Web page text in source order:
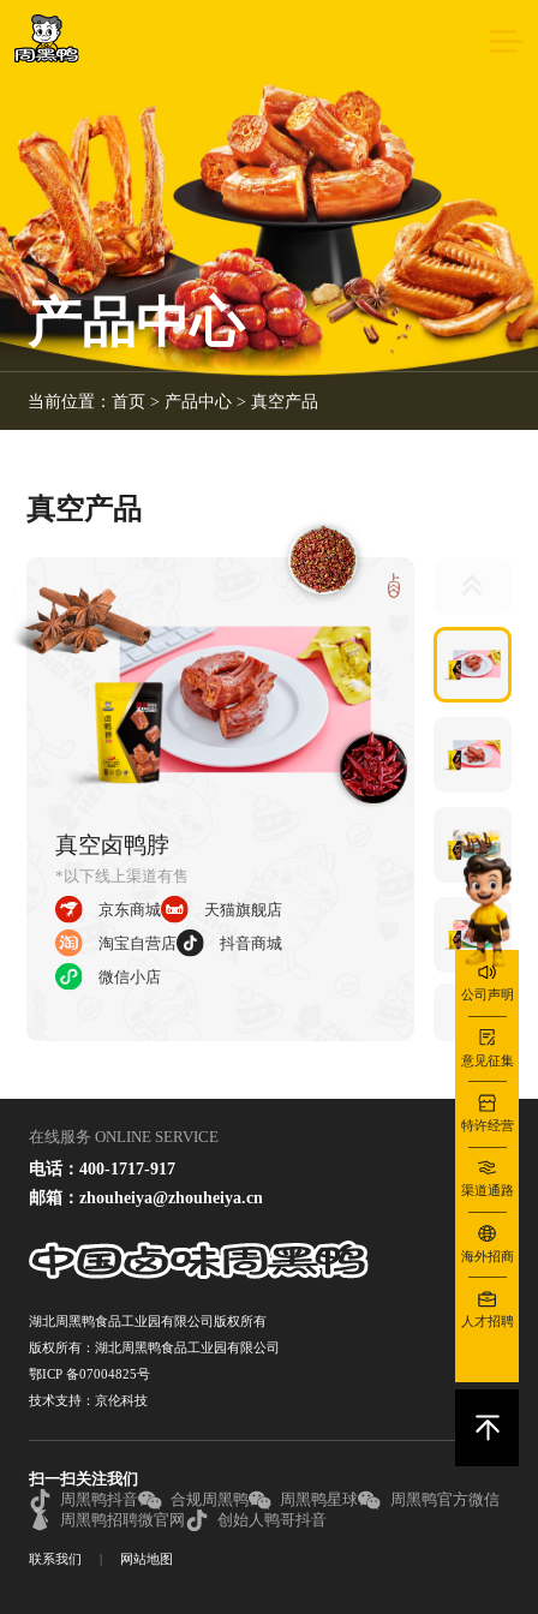
产品中心
当前位置：首页 > 产品中心 >真空产品
真空产品
真空卤鸭脖 真空卤鸭翅中
*以下线上渠道有售
京东商城
天猫旗舰店
淘宝自营店
抖音商城
微信小店
在线服务 ONLINE SERVICE
电话：400-1717-917
邮箱：zhouheiya@zhouheiya.cn
湖北周黑鸭食品工业园有限公司版权所有
版权所有：湖北周黑鸭食品工业园有限公司
鄂ICP 备07004825号
技术支持：京伦科技
扫一扫关注我们
周黑鸭抖音
合规周黑鸭 周黑鸭星球
周黑鸭官方微信
周黑鸭招聘微官网
创始人鸭哥抖音
联系我们 | 网站地图
公司声明
意见征集
特许经营
渠道通路
海外招商
人才招聘